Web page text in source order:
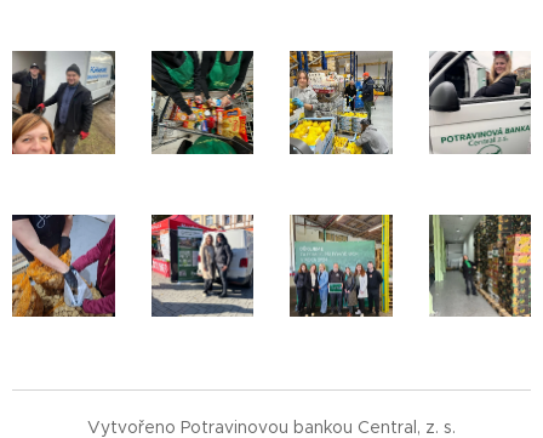
Vytvořeno Potravinovou bankou Central, z. s.